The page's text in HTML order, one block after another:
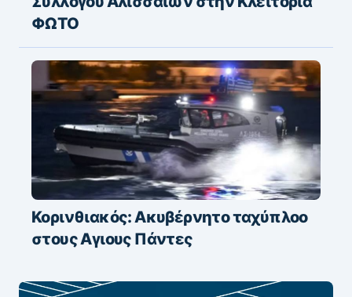
ΦΩΤΟ
Κορινθιακός: Ακυβέρνητο ταχύπλοο
στους Αγιους Πάντες